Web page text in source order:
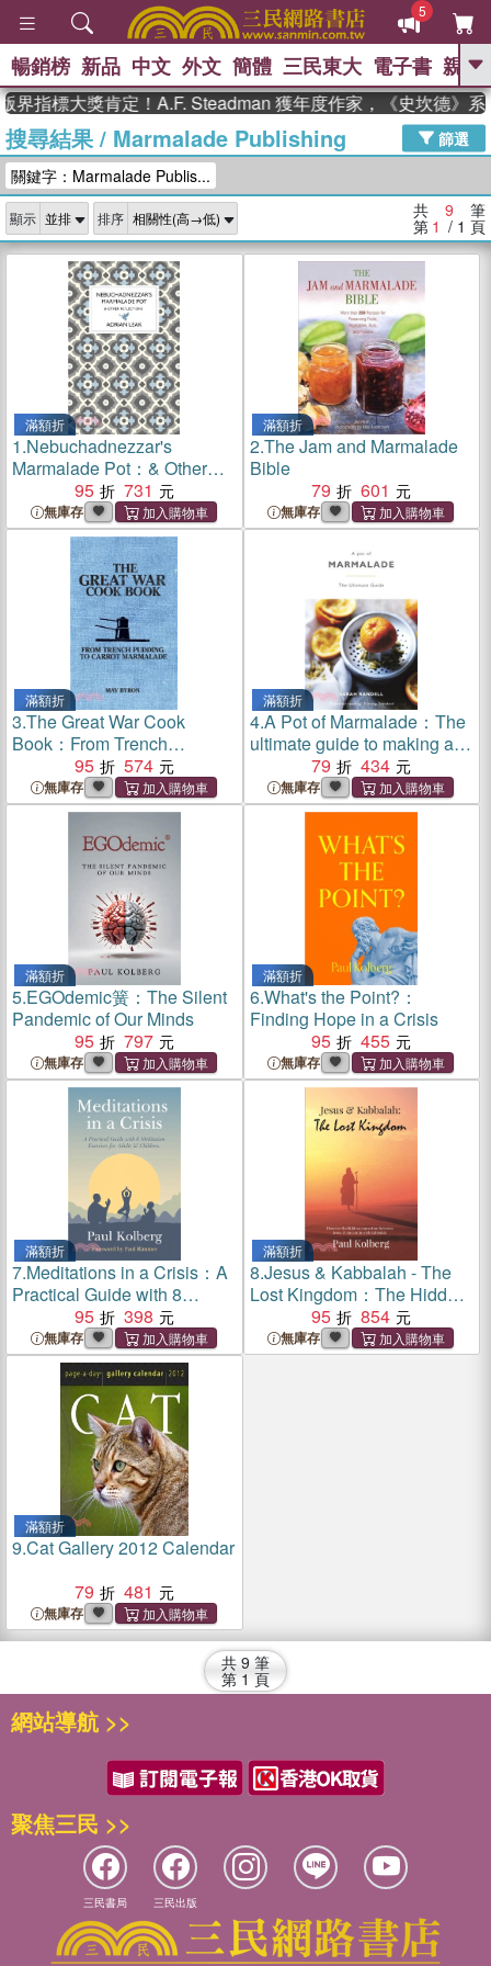
5
GO
熱搜： 東野圭吾 、 高希均教授回憶錄
、 The Odyssey 、 父親節 、 如果歷
獎 臺灣漫遊錄 、 方念華 、 台灣的李
登輝時代
數學女孩：黎曼猜想 、
偉大的迷走神經
暢銷榜 新品 中文 外文 簡體 三民東大 電子書 親子
指標大獎肯定！A.F. Steadman 獲年度作家，《史坎德》系
搜尋結果/ Marmalade Publishing
篩選
關鍵字：Marmalade Publis...
顯示 排序 共 9 筆
第 1 / 1 頁
滿額折
1.Nebuchadnezzar's
Marmalade Pot：& Other
Reflections
95 731
無庫存
滿額折
2.The Jam and Marmalade
Bible
79
601
無庫存
滿額折
3.The Great War Cook
Book：From Trench
Pudding to Carrot
Marmalade
95 574
無庫存
滿額折
4.A Pot of Marmalade：The
ultimate guide to making and
cooking with marmalade
79 434
無庫存
滿額折
5.EGOdemic簧：The Silent
Pandemic of Our Minds
95
797
無庫存
滿額折
6.What's the Point?：
Finding Hope in a Crisis
95
455
無庫存
滿額折
7.Meditations in a Crisis：A
Practical Guide with 8
Meditation Exercises for
Adults & Children
95 398
無庫存
滿額折
8.Jesus & Kabbalah - The
Lost Kingdom：The Hidden
Connection Between The
Core Teaching of Jesus &
Ancient Jewish Kabbalah
95 854
無庫存
滿額折
9.Cat Gallery 2012 Calendar
79
481
無庫存
共 9 筆
第 1 頁
網站導航 >>
聚焦三民 >>
三民書局 三民出版